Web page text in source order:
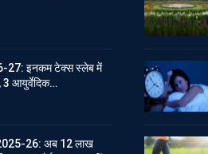
27: इनकम टेक्स स्लेब में
3 आयुर्वेदिक…
26: अब 12 लाख